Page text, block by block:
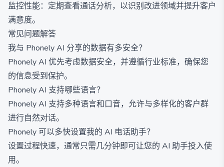
监控性能：定期查看通话分析，以识别改进领域并提升客户
满意度。
常见问题解答
我与 Phonely AI 分享的数据有多安全？
Phonely AI 优先考虑数据安全，并遵循行业标准，确保您
的信息受到保护。
Phonely AI 支持哪些语言？
Phonely AI 支持多种语言和口音，允许与多样化的客户群
进行自然对话。
Phonely 可以多快设置我的 AI 电话助手？
设置过程快速，通常只需几分钟即可让您的 AI 助手投入使
用。